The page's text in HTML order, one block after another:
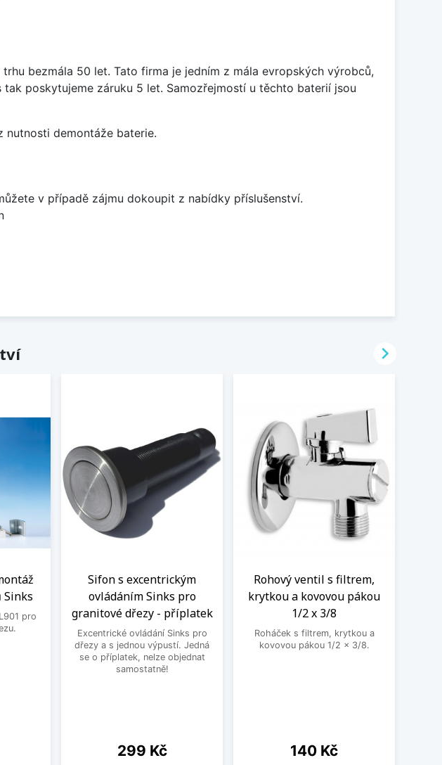
bezmála 50 let. Tato firma je jedním z mála evropských výrobců,
poskytujeme záruku 5 let. Samozřejmostí u těchto baterií jsou
nutnosti demontáže baterie.
v případě zájmu dokoupit z nabídky příslušenství.
Sinks
pro
Sifon s excentrickým
ovládáním Sinks pro
granitové dřezy - příplatek
Excentrické ovládání Sinks pro
dřezy a s jednou výpustí. Jedná
se o příplatek, nelze objednat
samostatně!
Cena
299 Kč
Rohový ventil s filtrem,
krytkou a kovovou pákou
1/2 x 3/8
Roháček s filtrem, krytkou a
kovovou pákou 1/2 x 3/8.
Cena
140 Kč
